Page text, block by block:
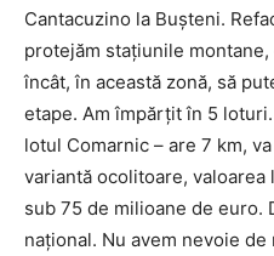
Cantacuzino la Bușteni.
protejăm stațiunile
încât, în această zonă, să
etape. Am împărțit în 5
lotul Comarnic – are 7 km,
variantă ocolitoare,
sub 75 de milioane de euro.
național. Nu avem nevoie